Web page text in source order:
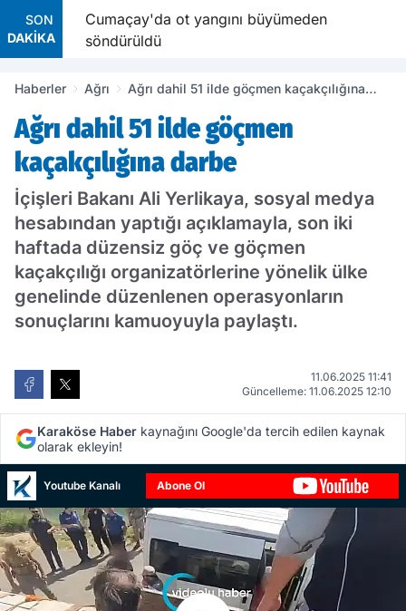
SON
DAKİKA
Cumaçay'da ot yangını büyümeden
söndürüldü
Haberler Ağrı
Ağrı dahil 51 ilde göçmen kaçakçılığına
Ağrı dahil 51 ilde göçmen
kaçakçılığına darbe
İçişleri Bakanı Ali Yerlikaya, sosyal medya
hesabından yaptığı açıklamayla, son iki
haftada düzensiz göç ve göçmen
kaçakçılığı organizatörlerine yönelik ülke
genelinde düzenlenen operasyonların
sonuçlarını kamuoyuyla paylaştı.
11.06.2025 11:41
Güncelleme: 11.06.2025 12:10
Karaköse Haber kaynağını Google'da tercih edilen kaynak
olarak ekleyin!
Youtube Kanalı Abone Ol